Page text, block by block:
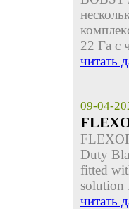
22 Га с
читать
09-04-
Duty
fitted
solution
читать